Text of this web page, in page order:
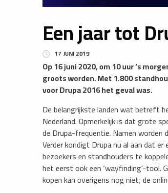
Een jaar tot
17 JUNI 2019
Op 16 juni 2020, om 10 uur ’s
groots worden. Met 1.800
voor Drupa 2016 het geval was.
De belangrijkste landen wat betreft
Nederland. Opmerkelijk is dat grote
de Drupa-frequentie. Namen worden
Verder kondigt Drupa nu al aan dat
bezoekers en standhouders te
het eerst ook een ‘wayfinding’-tool.
kopen kan overigens nog niet; de